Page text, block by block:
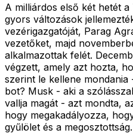
A milliárdos első két hetét
gyors változások
vezérigazgatóját, Parag
vezetőket, majd
alkalmazottak felét.
végzett, amely azt hozta,
szerint le kellene
bot? Musk - aki a
vallja magát - azt mondta,
hogy megakadályozza,
gyűlölet és a